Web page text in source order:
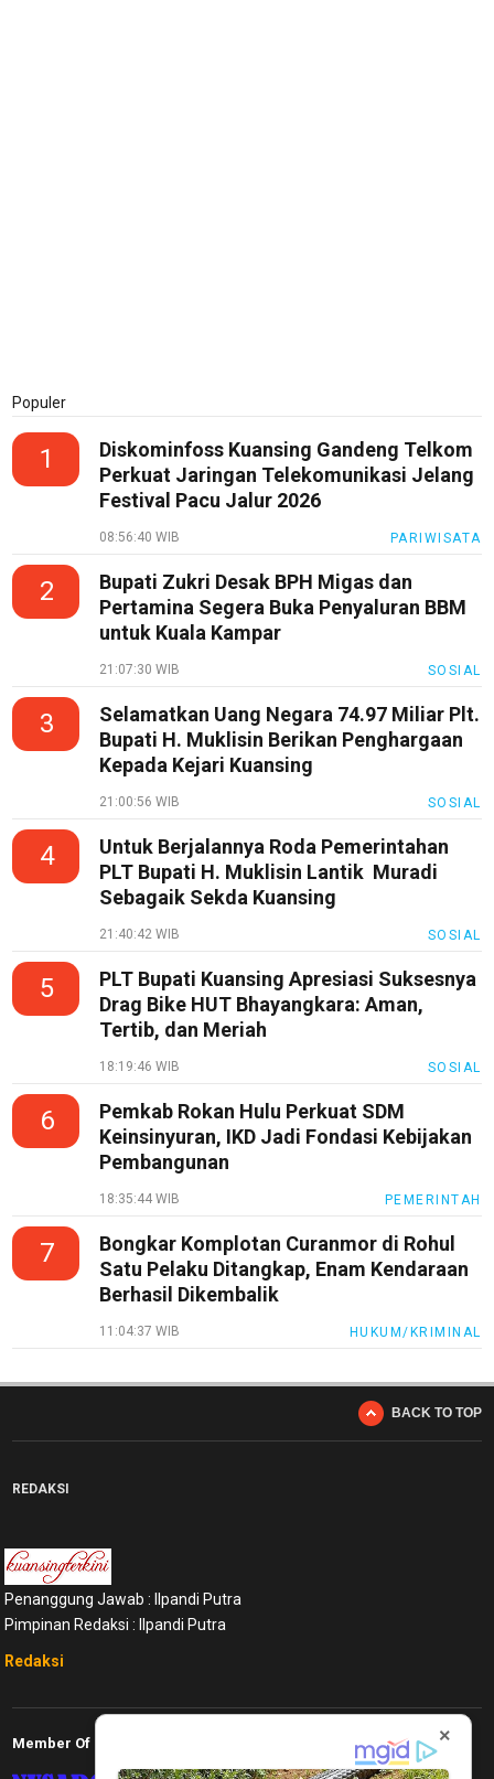
Populer
1
Diskominfoss Kuansing Gandeng Telkom
Perkuat Jaringan Telekomunikasi Jelang
Festival Pacu Jalur 2026
08:56:40 WIB PARIWISATA
2
Bupati Zukri Desak BPH Migas dan
Pertamina Segera Buka Penyaluran BBM
untuk Kuala Kampar
21:07:30 WIB SOSIAL
3
Selamatkan Uang Negara 74.97 Miliar Plt.
Bupati H. Muklisin Berikan Penghargaan
Kepada Kejari Kuansing
21:00:56 WIB SOSIAL
4
Untuk Berjalannya Roda Pemerintahan
PLT Bupati H. Muklisin Lantik Muradi
Sebagaik Sekda Kuansing
21:40:42 WIB SOSIAL
5
PLT Bupati Kuansing Apresiasi Suksesnya
Drag Bike HUT Bhayangkara: Aman,
Tertib, dan Meriah
18:19:46 WIB SOSIAL
6
Pemkab Rokan Hulu Perkuat SDM
Keinsinyuran, IKD Jadi Fondasi Kebijakan
Pembangunan
18:35:44 WIB PEMERINTAH
7
Bongkar Komplotan Curanmor di Rohul
Satu Pelaku Ditangkap, Enam Kendaraan
Berhasil Dikembalik
11:04:37 WIB HUKUM/KRIMINAL
BACK TO TOP
REDAKSI
Penanggung Jawab : Ilpandi Putra
Pimpinan Redaksi : Ilpandi Putra
Redaksi
Member Of ×